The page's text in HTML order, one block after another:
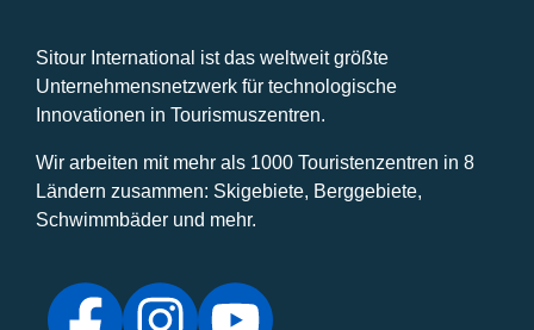
Sitour International ist das weltweit größte
Unternehmensnetzwerk für technologische
Innovationen in Tourismuszentren.
Wir arbeiten mit mehr als 1000 Touristenzentren in 8
Ländern zusammen: Skigebiete, Berggebiete,
Schwimmbäder und mehr.